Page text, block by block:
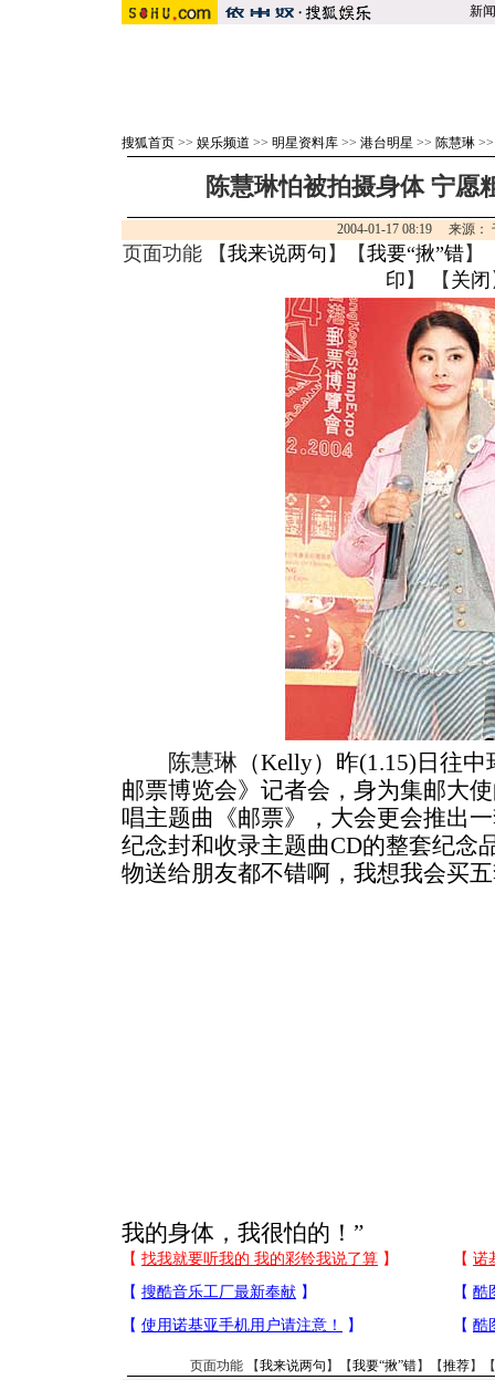
新闻
搜狐首页 >> 娱乐频道 >> 明星资料库 >> 港台明星 >> 陈慧琳
陈慧琳怕被拍摄身体 宁愿
2004-01-17 08:19 来源：
页面功能 【我来说两句 】【我要“揪”错】
印 】 【 关闭
陈慧琳 （Kelly）昨(1.15)日往
邮票博览会》记者会，身为集邮大
唱主题曲《邮票》，大会更会推出
纪念封和收录主题曲CD的整套纪念
物送给朋友都不错啊，我想我会买
我的身体，我很怕的！”
页面功能 【我来说两句 】【我要“揪”错】【推荐】